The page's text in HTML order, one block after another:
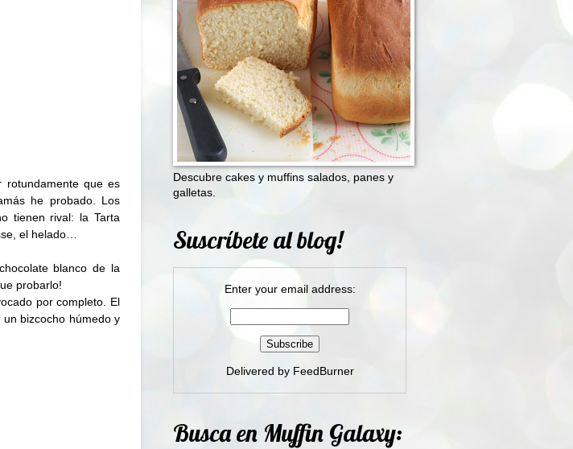
rotundamente que es
he probado. Los
tienen rival: la Tarta
el helado…
blanco de la
probarlo!
por completo. El
bizcocho húmedo y
Descubre cakes y muffins salados, panes y
galletas.
Suscríbete al blog!
Enter your email address:
Delivered by FeedBurner
Busca en Muffin Galaxy: